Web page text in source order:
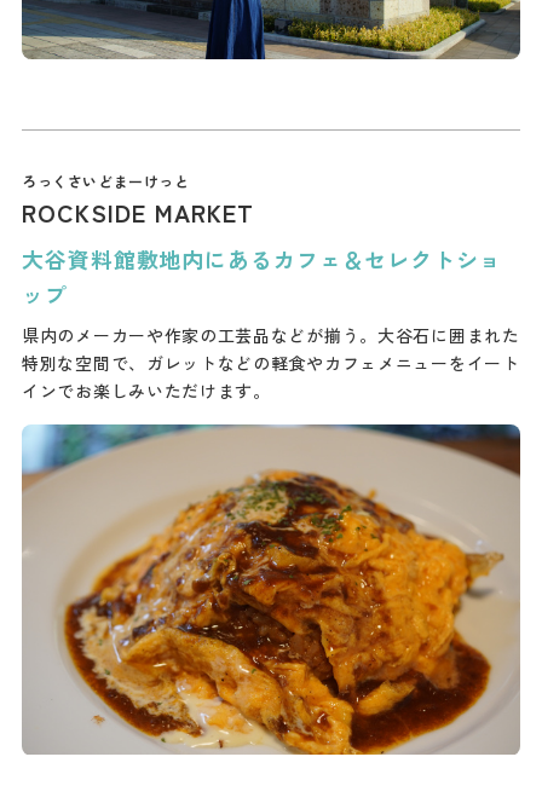
ROCKSIDE MARKET
大谷資料館敷地内にあるカフェ＆セレクトショ
ップ
県内のメーカーや作家の工芸品などが揃う。大谷石に囲まれた
特別な空間で、ガレットなどの軽食やカフェメニューをイート
インでお楽しみいただけます。